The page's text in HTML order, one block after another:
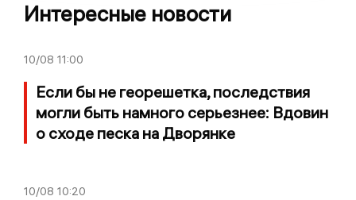
Интересные новости
10/08 11:00
Если бы не георешетка, последствия
могли быть намного серьезнее: Вдовин
о сходе песка на Дворянке
10/08 10:20